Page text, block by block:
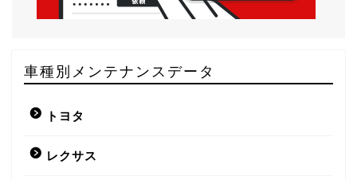
車種別メンテナンスデータ
トヨタ
レクサス